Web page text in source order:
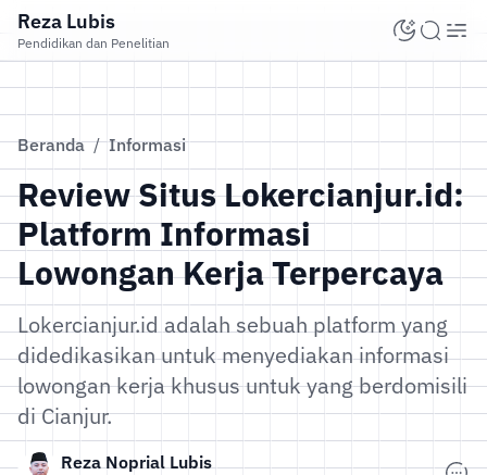
Reza Lubis
Pendidikan dan Penelitian
Beranda / Informasi
Review Situs Lokercianjur.id:
Platform Informasi
Lowongan Kerja Terpercaya
Lokercianjur.id adalah sebuah platform yang
didedikasikan untuk menyediakan informasi
lowongan kerja khusus untuk yang berdomisili
di Cianjur.
Reza Noprial Lubis